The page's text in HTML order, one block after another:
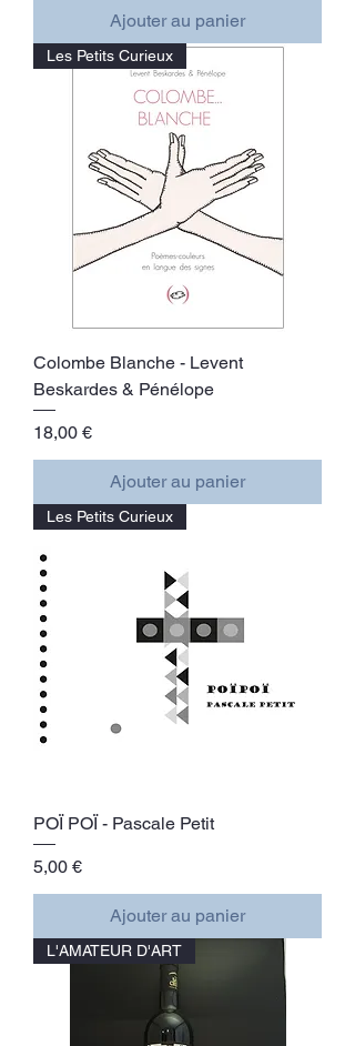
Ajouter au panier
Les Petits Curieux
Colombe Blanche - Levent
Beskardes & Pénélope
Prix
18,00 €
Ajouter au panier
Les Petits Curieux
POÏ POÏ - Pascale Petit
Prix
5,00 €
Ajouter au panier
L'AMATEUR D'ART